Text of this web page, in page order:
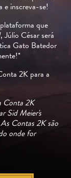
e inscreva-se!
que
, Júlio César será
Gato Batedor
2K para a
Conta 2K
Sid Meier's
Contas 2K são
onde for